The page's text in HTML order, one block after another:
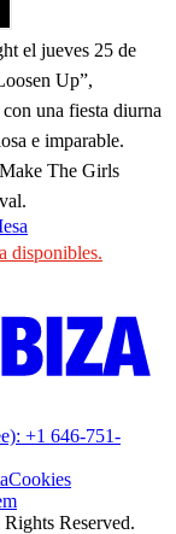
el jueves 25 de
Up”,
una fiesta diurna
e imparable.
The Girls
disponibles.
+1 646-751-
Cookies
Reserved.